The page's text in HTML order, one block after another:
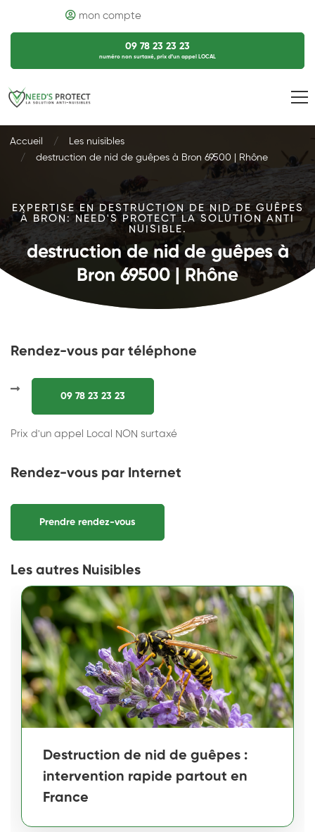
mon compte
09 78 23 23 23
numéro non surtaxé, prix d’un appel LOCAL
Accueil
Les nuisibles
destruction de nid de guêpes à Bron 69500 | Rhône
EXPERTISE EN DESTRUCTION DE NID DE GUÊPES
À BRON: NEED'S PROTECT LA SOLUTION ANTI
NUISIBLE.
destruction de nid de guêpes à
Bron 69500 | Rhône
Rendez-vous par téléphone
09 78 23 23 23
Prix d'un appel Local NON surtaxé
Rendez-vous par Internet
Prendre rendez-vous
Les autres Nuisibles
Destruction de nid de guêpes :
intervention rapide partout en
France